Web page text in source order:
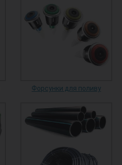
Форсунки для поливу